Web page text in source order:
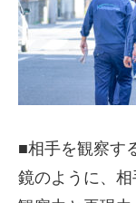
■相手を観察す
鏡のように、相